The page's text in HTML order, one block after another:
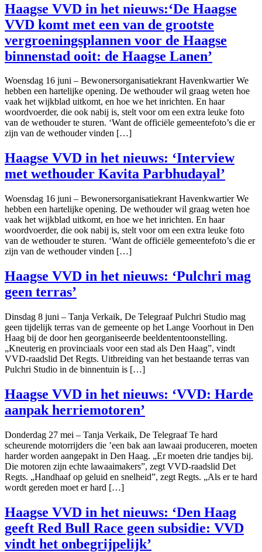
Haagse VVD in het nieuws:‘De Haagse
VVD komt met een van de grootste
vergroeningsplannen voor de Haagse
binnenstad ooit: de Haagse Lanen’
Woensdag 16 juni – Bewonersorganisatiekrant Havenkwartier We
hebben een hartelijke opening. De wethouder wil graag weten hoe
vaak het wijkblad uitkomt, en hoe we het inrichten. En haar
woordvoerder, die ook nabij is, stelt voor om een extra leuke foto
van de wethouder te sturen. ‘Want de officiële gemeentefoto’s die er
zijn van de wethouder vinden […]
Haagse VVD in het nieuws: ‘Interview
met wethouder Kavita Parbhudayal’
Woensdag 16 juni – Bewonersorganisatiekrant Havenkwartier We
hebben een hartelijke opening. De wethouder wil graag weten hoe
vaak het wijkblad uitkomt, en hoe we het inrichten. En haar
woordvoerder, die ook nabij is, stelt voor om een extra leuke foto
van de wethouder te sturen. ‘Want de officiële gemeentefoto’s die er
zijn van de wethouder vinden […]
Haagse VVD in het nieuws: ‘Pulchri mag
geen terras’
Dinsdag 8 juni – Tanja Verkaik, De Telegraaf Pulchri Studio mag
geen tijdelijk terras van de gemeente op het Lange Voorhout in Den
Haag bij de door hen georganiseerde beeldententoonstelling.
„Kneuterig en provinciaals voor een stad als Den Haag”, vindt
VVD-raadslid Det Regts. Uitbreiding van het bestaande terras van
Pulchri Studio in de binnentuin is […]
Haagse VVD in het nieuws: ‘VVD: Harde
aanpak herriemotoren’
Donderdag 27 mei – Tanja Verkaik, De Telegraaf Te hard
scheurende motorrijders die ’een bak aan lawaai produceren, moeten
harder worden aangepakt in Den Haag. „Er moeten drie tandjes bij.
Die motoren zijn echte lawaaimakers”, zegt VVD-raadslid Det
Regts. „Handhaaf op geluid en snelheid”, zegt Regts. „Als er te hard
wordt gereden moet er hard […]
Haagse VVD in het nieuws: ‘Den Haag
geeft Red Bull Race geen subsidie: VVD
vindt het onbegrijpelijk’